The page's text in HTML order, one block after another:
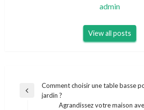
admin
View all posts
Navigation
Previous
Comment choisir une table basse
jardin ?
Agrandissez votre maison